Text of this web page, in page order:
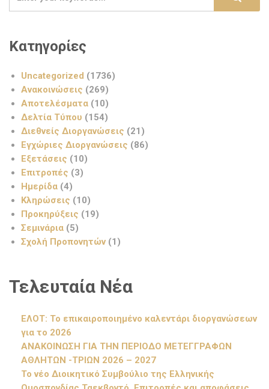
Κατηγορίες
Uncategorized (1736)
Ανακοινώσεις (269)
Αποτελέσματα (10)
Δελτία Τύπου (154)
Διεθνείς Διοργανώσεις (21)
Εγχώριες Διοργανώσεις (86)
Εξετάσεις (10)
Επιτροπές (3)
Ημερίδα (4)
Κληρώσεις (10)
Προκηρύξεις (19)
Σεμινάρια (5)
Σχολή Προπονητών (1)
Τελευταία Νέα
ΕΛΟΤ: Το επικαιροποιημένο καλεντάρι διοργανώσεων
για το 2026
ΑΝΑΚΟΙΝΩΣΗ ΓΙΑ ΤΗΝ ΠΕΡΙΟΔΟ ΜΕΤΕΓΓΡΑΦΩΝ
ΑΘΛΗΤΩΝ -ΤΡΙΩΝ 2026 – 2027
Το νέο Διοικητικό Συμβούλιο της Ελληνικής